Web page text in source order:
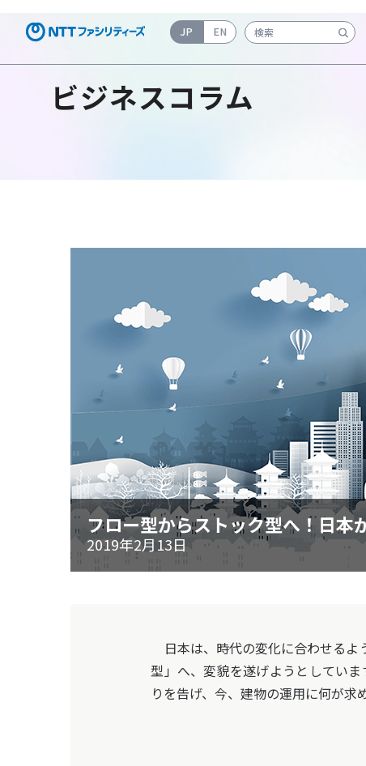
JP EN
検索キーワード入力
ビジネスコラム
フロー型からストック型へ！日本
2019年2月13日
日本は、時代の変化に合わせるよ
型」へ、変貌を遂げようとしてい
りを告げ、今、建物の運用に何が求